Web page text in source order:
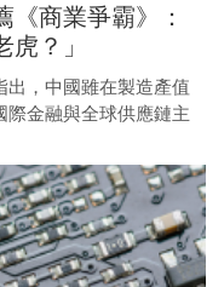
商業爭霸》：
？」
出，中國雖在製造產值
際金融與全球供應鏈主